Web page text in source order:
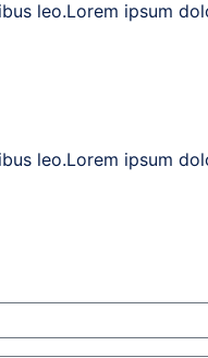
leo.Lorem ipsum
leo.Lorem ipsum